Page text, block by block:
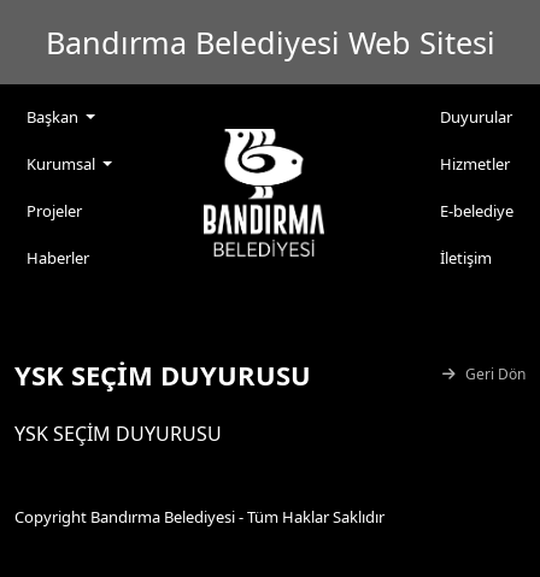
Bandırma Belediyesi Web Sitesi
Başkan
Kurumsal
Projeler
Haberler
Duyurular
Hizmetler
E-belediye
İletişim
YSK SEÇİM DUYURUSU Geri Dön
YSK SEÇİM DUYURUSU
Copyright Bandırma Belediyesi - Tüm Haklar Saklıdır